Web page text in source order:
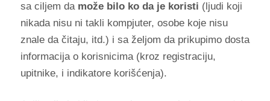
sa ciljem da može bilo ko da je koristi (ljudi koji
nikada nisu ni takli kompjuter, osobe koje nisu
znale da čitaju, itd.) i sa željom da prikupimo dosta
informacija o korisnicima (kroz registraciju,
upitnike, i indikatore korišćenja).